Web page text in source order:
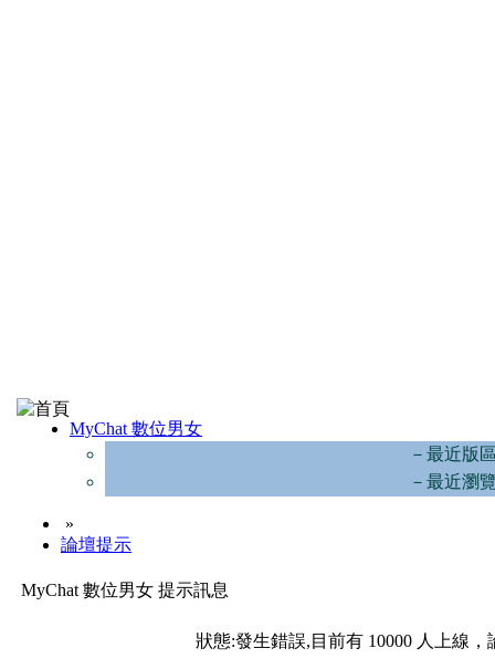
MyChat 數位男女
－最近版
－最近瀏
»
論壇提示
MyChat 數位男女 提示訊息
狀態:發生錯誤,目前有 10000 人上線